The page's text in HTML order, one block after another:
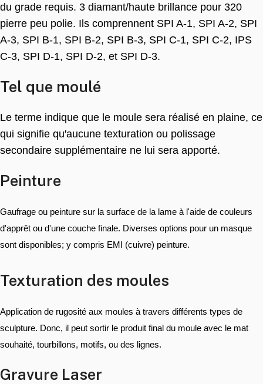
du grade requis. 3 diamant/haute brillance pour 320
pierre peu polie. Ils comprennent SPI A-1, SPI A-2, SPI
A-3, SPI B-1, SPI B-2, SPI B-3, SPI C-1, SPI C-2, IPS
C-3, SPI D-1, SPI D-2, et SPI D-3.
Tel que moulé
Le terme indique que le moule sera réalisé en plaine, ce
qui signifie qu'aucune texturation ou polissage
secondaire supplémentaire ne lui sera apporté.
Peinture
Gaufrage ou peinture sur la surface de la lame à l'aide de couleurs
d'apprêt ou d'une couche finale. Diverses options pour un masque
sont disponibles; y compris EMI (cuivre) peinture.
Texturation des moules
Application de rugosité aux moules à travers différents types de
sculpture. Donc, il peut sortir le produit final du moule avec le mat
souhaité, tourbillons, motifs, ou des lignes.
Gravure Laser